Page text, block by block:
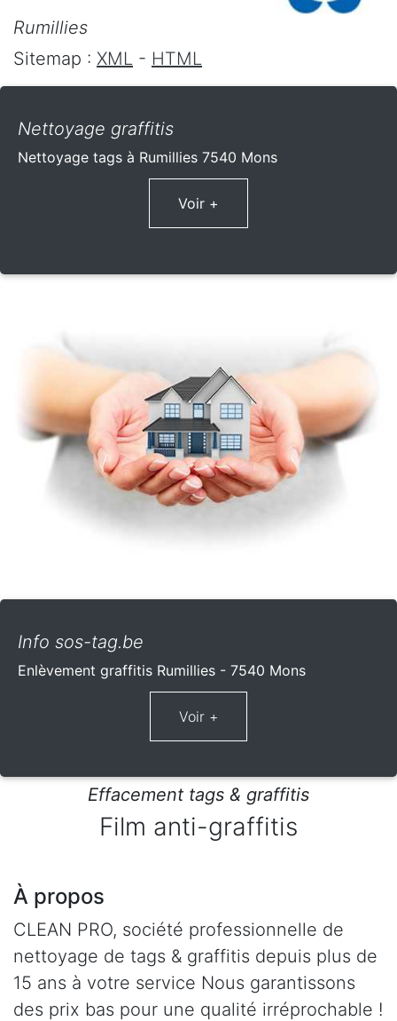
Rumillies
Sitemap : XML - HTML
Nettoyage graffitis
Nettoyage tags à Rumillies 7540 Mons
Voir +
Info sos-tag.be
Enlèvement graffitis Rumillies - 7540 Mons
Effacement tags & graffitis
Film anti-graffitis
À propos
CLEAN PRO, société professionnelle de
nettoyage de tags & graffitis depuis plus de
15 ans à votre service Nous garantissons
des prix bas pour une qualité irréprochable !